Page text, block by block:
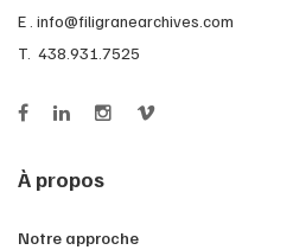
E . info@filigranearchives.com
T. 438.931.7525
À propos
Notre approche